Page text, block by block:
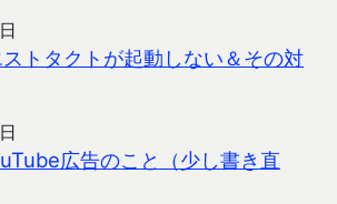
ストタクトが起動しない＆その対
広告のこと（少し書き直